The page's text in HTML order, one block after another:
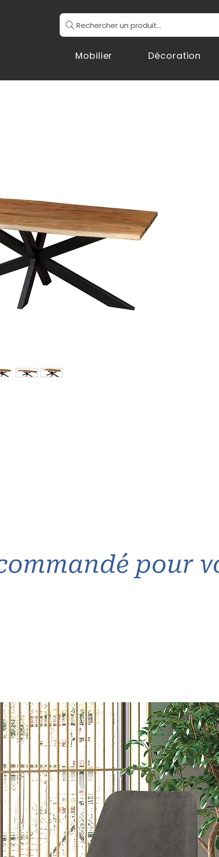
Rechercher un produit...
Mobilier Décoration
pour